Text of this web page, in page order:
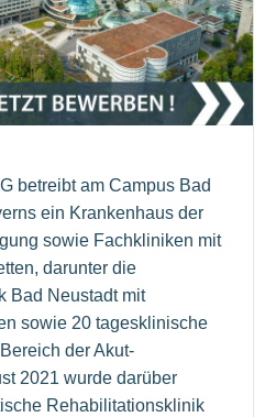
betreibt am Campus Bad
ein Krankenhaus der
sowie Fachkliniken mit
darunter die
Bad Neustadt mit
sowie 20 tagesklinische
der Akut-
2021 wurde darüber
Rehabilitationsklinik